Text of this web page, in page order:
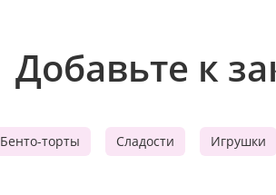
Добавьте к
Бенто-торты Сладости Игрушки